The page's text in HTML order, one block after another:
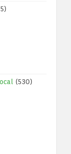
(530)